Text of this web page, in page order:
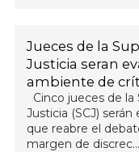
Jueces de la
Justicia seran
ambiente de
Cinco jueces de
Justicia (SCJ)
que reabre el
margen de discrec...